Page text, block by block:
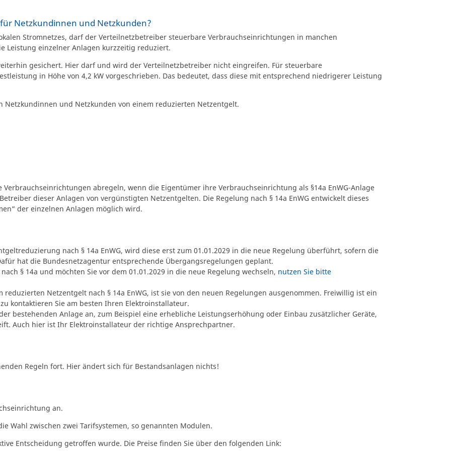
Netzkundinnen und Netzkunden?
Stromnetzes, darf der Verteilnetzbetreiber steuerbare Verbrauchseinrichtungen in manchen
Leistung einzelner Anlagen kurzzeitig reduziert.
gesichert. Hier darf und wird der Verteilnetzbetreiber nicht eingreifen. Für steuerbare
in Höhe von 4,2 kW vorgeschrieben. Das bedeutet, dass diese mit entsprechend niedrigerer Leistung
und Netzkunden von einem reduzierten Netzentgelt.
abregeln, wenn die Eigentümer ihre Verbrauchseinrichtung als §14a EnWG-Anlage
dieser Anlagen von vergünstigten Netzentgelten. Die Regelung nach § 14a EnWG entwickelt dieses
der einzelnen Anlagen möglich wird.
nach § 14a EnWG, wird diese erst zum 01.01.2029 in die neue Regelung überführt, sofern die
hat die Bundesnetzagentur entsprechende Übergangsregelungen geplant.
§ 14a und möchten Sie vor dem 01.01.2029 in die neue Regelung wechseln, nutzen Sie bitte
Netzentgelt nach § 14a EnWG, ist sie von den neuen Regelungen ausgenommen. Freiwillig ist ein
kontaktieren Sie am besten Ihren Elektroinstallateur.
bestehenden Anlage an, zum Beispiel eine erhebliche Leistungserhöhung oder Einbau zusätzlicher Geräte,
Auch hier ist Ihr Elektroinstallateur der richtige Ansprechpartner.
Regeln fort. Hier ändert sich für Bestandsanlagen nichts!
an.
Wahl zwischen zwei Tarifsystemen, so genannten Modulen.
Entscheidung getroffen wurde. Die Preise finden Sie über den folgenden Link: